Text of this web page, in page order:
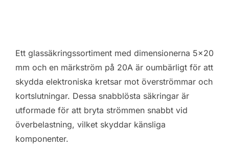
Ett glassäkringssortiment med dimensionerna 5×20
mm och en märkström på 20A är oumbärligt för att
skydda elektroniska kretsar mot överströmmar och
kortslutningar. Dessa snabblösta säkringar är
utformade för att bryta strömmen snabbt vid
överbelastning, vilket skyddar känsliga
komponenter.